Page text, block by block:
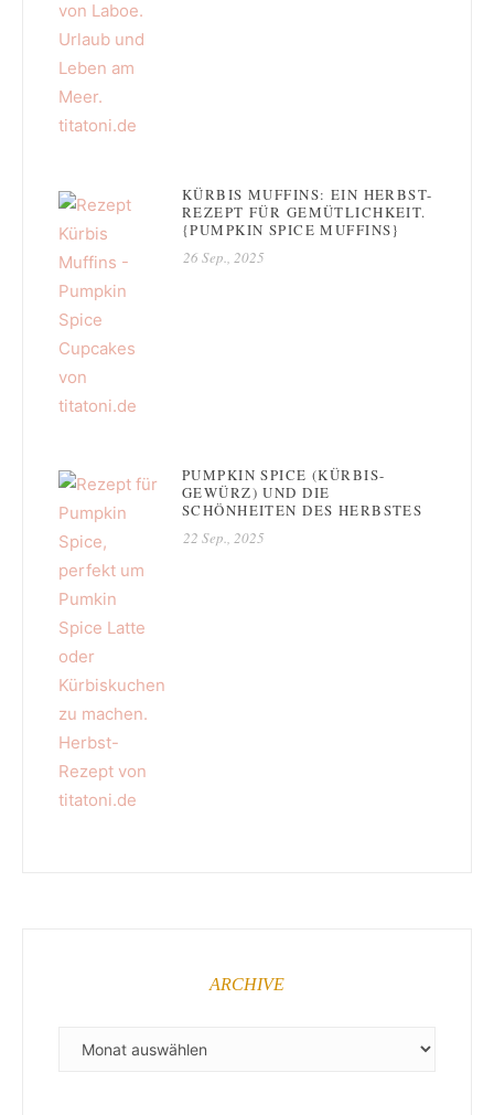
KÜRBIS MUFFINS: EIN HERBST-
REZEPT FÜR GEMÜTLICHKEIT.
{PUMPKIN SPICE MUFFINS}
26 Sep., 2025
PUMPKIN SPICE (KÜRBIS-
GEWÜRZ) UND DIE
SCHÖNHEITEN DES HERBSTES
22 Sep., 2025
ARCHIVE
ARCHIVE